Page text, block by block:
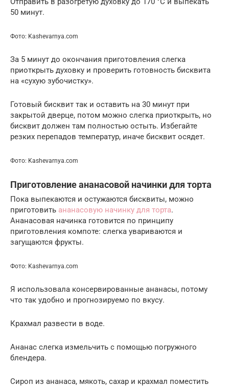
50 минут.
Фото: Kashevarnya.com
За 5 минут до окончания приготовления слегка
приоткрыть духовку и проверить готовность бисквита
на «сухую зубочистку».
Готовый бисквит так и оставить на 30 минут при
закрытой дверце, потом можно слегка приоткрыть, но
бисквит должен там полностью остыть. Избегайте
резких перепадов температур, иначе бисквит осядет.
Фото: Kashevarnya.com
Приготовление ананасовой начинки для торта
Пока выпекаются и остужаются бисквиты, можно
приготовить ананасовую начинку для торта.
Ананасовая начинка готовится по принципу
приготовления компоте: слегка увариваются и
загущаются фрукты.
Фото: Kashevarnya.com
Я использовала консервированные ананасы, потому
что так удобно и прогнозируемо по вкусу.
Крахмал развести в воде.
Ананас слегка измельчить с помощью погружного
блендера.
Сироп из ананаса, мякоть, сахар и крахмал поместить